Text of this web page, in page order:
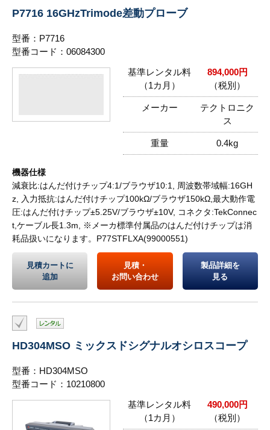
P7716 16GHzTrimode差動プローブ
型番：P7716
型番コード：06084300
基準レンタル料
（1カ月）
894,000円
（税別）
メーカー
テクトロニク
ス
重量 0.4kg
機器仕様
減衰比:はんだ付けチップ4:1/ブラウザ10:1, 周波数帯域幅:16GH
z, 入力抵抗:はんだ付けチップ100kΩ/ブラウザ150kΩ,最大動作電
圧:はんだ付けチップ±5.25V/ブラウザ±10V, コネクタ:TekConnec
t,ケーブル長1.3m, ※メーカ標準付属品のはんだ付けチップは消
耗品扱いになります。P77STFLXA(99000551)
見積カートに
追加
見積・
お問い合わせ
製品詳細を
見る
HD304MSO ミックスドシグナルオシロスコープ
型番：HD304MSO
型番コード：10210800
基準レンタル料
（1カ月）
490,000円
（税別）